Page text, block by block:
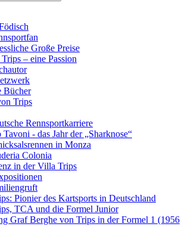
Große Preise
– eine Passion
Bücher
Trips
Rennsportkarriere
- das Jahr der „Sharknose“
in Monza
Colonia
in der Villa Trips
Pionier des Kartsports in Deutschland
TCA und die Formel Junior
Graf Berghe von Trips in der Formel 1 (1956